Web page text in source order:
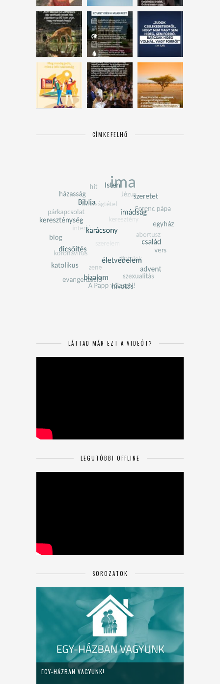
CÍMKEFELHŐ
LÁTTAD MÁR EZT A VIDEÓT?
LEGUTÓBBI OFFLINE
SOROZATOK
EGY-HÁZBAN VAGYUNK!